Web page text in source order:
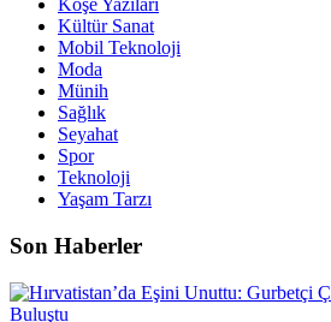
Köşe Yazıları
Kültür Sanat
Mobil Teknoloji
Moda
Münih
Sağlık
Seyahat
Spor
Teknoloji
Yaşam Tarzı
Son Haberler